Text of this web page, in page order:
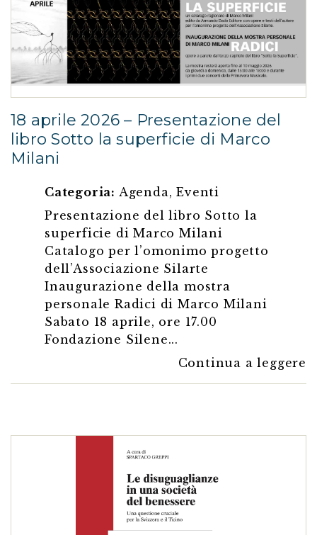
18 aprile 2026 – Presentazione del
libro Sotto la superficie di Marco
Milani
Categoria: Agenda,Eventi
Presentazione del libro Sotto la
superficie di Marco Milani
Catalogo per l’omonimo progetto
dell’Associazione Silarte
Inaugurazione della mostra
personale Radici di Marco Milani
Sabato 18 aprile, ore 17.00
Fondazione Silene...
Continua a leggere